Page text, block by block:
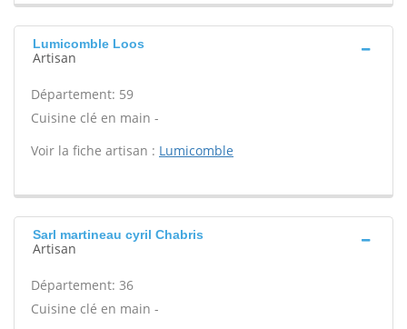
Lumicomble Loos
Artisan
Département: 59
Cuisine clé en main -
Voir la fiche artisan : Lumicomble
Sarl martineau cyril Chabris
Artisan
Département: 36
Cuisine clé en main -